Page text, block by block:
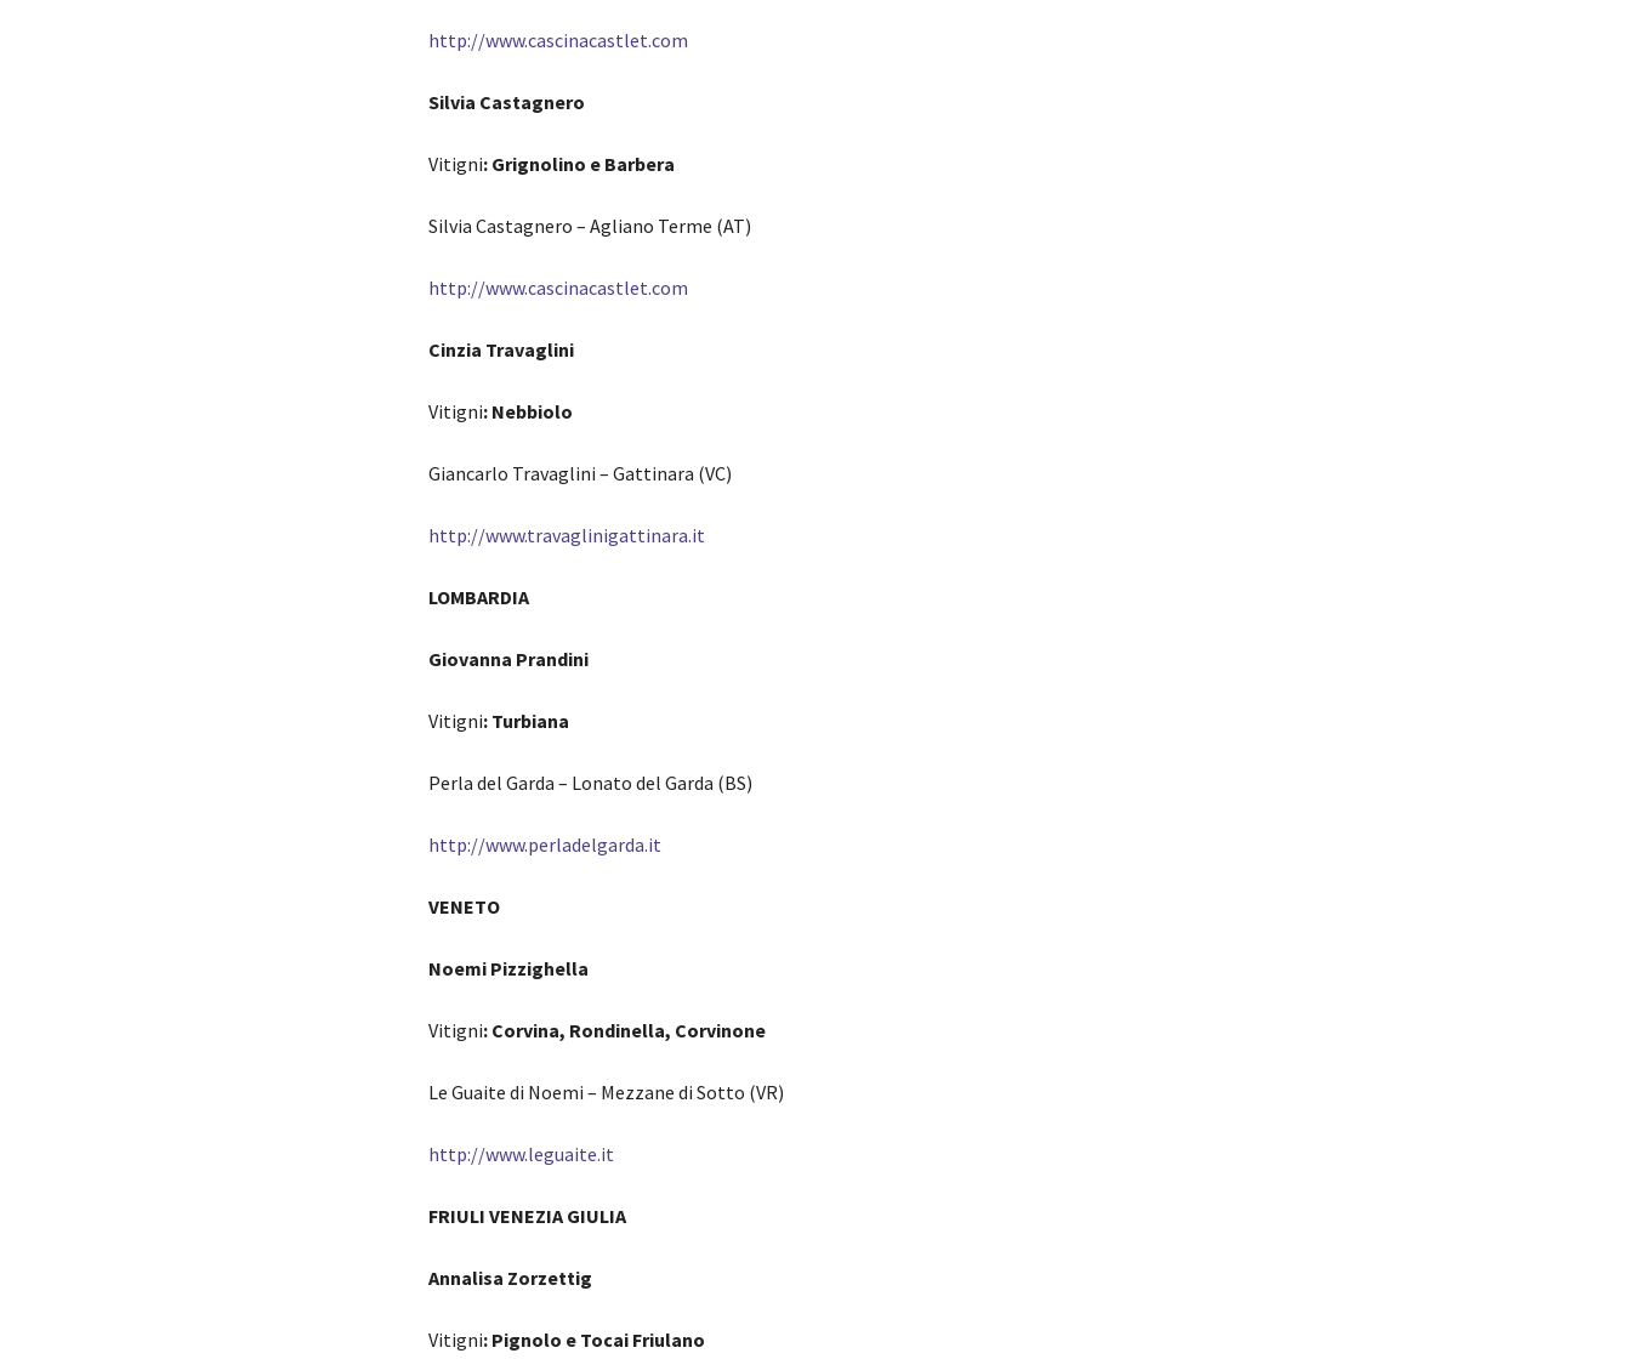
http://www.cascinacastlet.com
Silvia Castagnero
Vitigni: Grignolino e Barbera
Silvia Castagnero – Agliano Terme (AT)
http://www.cascinacastlet.com
Cinzia Travaglini
Vitigni: Nebbiolo
Giancarlo Travaglini – Gattinara (VC)
http://www.travaglinigattinara.it
LOMBARDIA
Giovanna Prandini
Vitigni: Turbiana
Perla del Garda – Lonato del Garda (BS)
http://www.perladelgarda.it
VENETO
Noemi Pizzighella
Vitigni: Corvina, Rondinella, Corvinone
Le Guaite di Noemi – Mezzane di Sotto (VR)
http://www.leguaite.it
FRIULI VENEZIA GIULIA
Annalisa Zorzettig
Vitigni: Pignolo e Tocai Friulano